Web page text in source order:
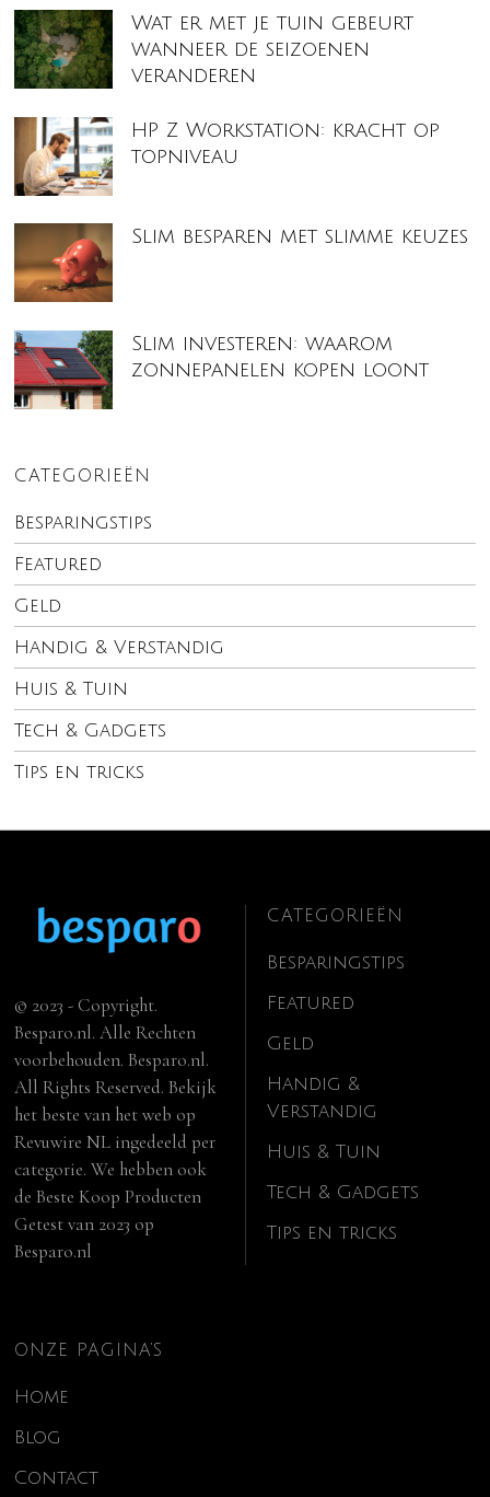
Wat er met je tuin gebeurt
wanneer de seizoenen
veranderen
HP Z Workstation: kracht op
topniveau
Slim besparen met slimme keuzes
Slim investeren: waarom
zonnepanelen kopen loont
CATEGORIEËN
Besparingstips
Featured
Geld
Handig & Verstandig
Huis & Tuin
Tech & Gadgets
Tips en tricks
© 2023 - Copyright.
Besparo.nl. Alle Rechten
voorbehouden. Besparo.nl.
All Rights Reserved. Bekijk
het beste van het web op
Revuwire NL ingedeeld per
categorie. We hebben ook
deBeste Koop Producten
Getest van 2023 op
Besparo.nl
CATEGORIEËN
Besparingstips
Featured
Geld
Handig &
Verstandig
Huis & Tuin
Tech & Gadgets
Tips en tricks
ONZE PAGINA’S
Home
Blog
Contact